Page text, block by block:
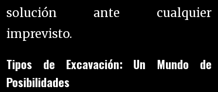
solución ante cualquier
imprevisto.
Tipos de Excavación: Un Mundo de
Posibilidades